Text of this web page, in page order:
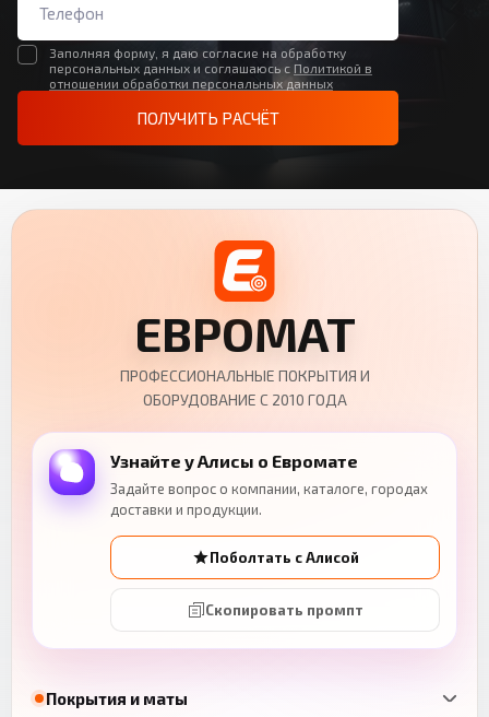
Заполняя форму, я даю согласие на обработку
персональных данных и соглашаюсь с Политикой в
отношении обработки персональных данных
ПОЛУЧИТЬ РАСЧЁТ
Покрытия и маты
ЕВРОМАТ
ПРОФЕССИОНАЛЬНЫЕ ПОКРЫТИЯ И
ОБОРУДОВАНИЕ С 2010 ГОДА
Узнайте у Алисы о Евромате
Задайте вопрос о компании, каталоге, городах
доставки и продукции.
Поболтать с Алисой
Скопировать промпт